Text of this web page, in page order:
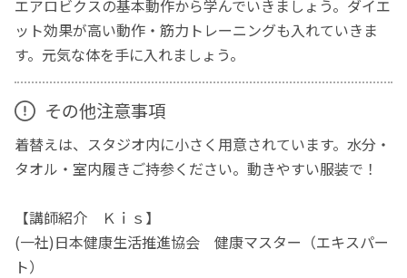
エアロビクスの基本動作から学んでいきましょう。ダイエ
ット効果が高い動作・筋力トレーニングも入れていきま
す。元気な体を手に入れましょう。
その他注意事項
着替えは、スタジオ内に小さく用意されています。水分・
タオル・室内履きご持参ください。動きやすい服装で！
【講師紹介 Ｋｉｓ】
(一社)日本健康生活推進協会 健康マスター（エキスパー
ト）